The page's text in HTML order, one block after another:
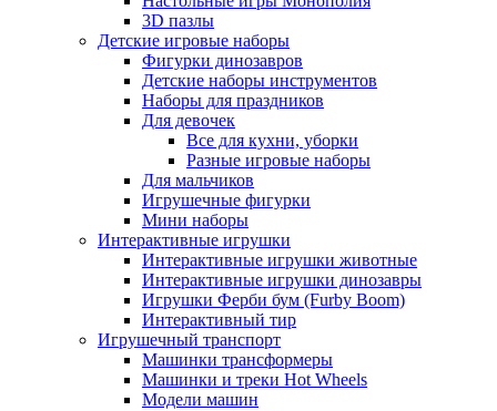
3D пазлы
Детские игровые наборы
Фигурки динозавров
Детские наборы инструментов
Наборы для праздников
Для девочек
Все для кухни, уборки
Разные игровые наборы
Для мальчиков
Игрушечные фигурки
Мини наборы
Интерактивные игрушки
Интерактивные игрушки животные
Интерактивные игрушки динозавры
Игрушки Ферби бум (Furby Boom)
Интерактивный тир
Игрушечный транспорт
Машинки трансформеры
Машинки и треки Hot Wheels
Модели машин